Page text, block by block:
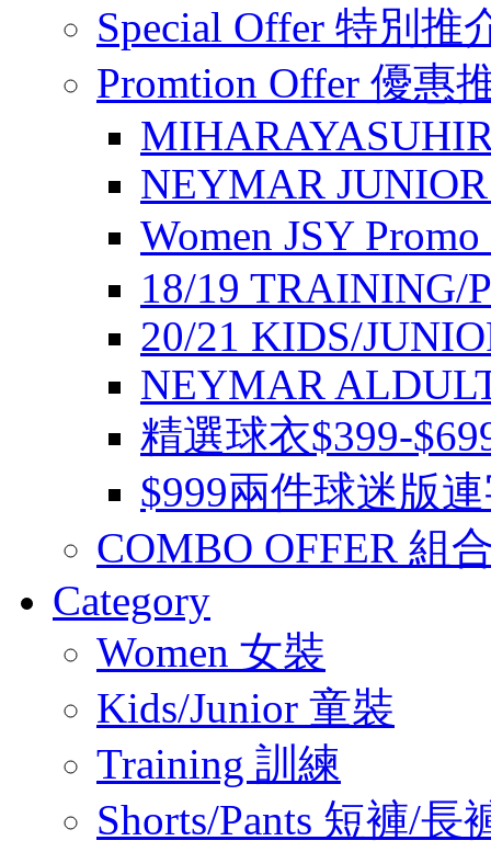
Special Offer 特別推
Promtion Offer 優惠
NEYMAR
Women JSY
18/19 TRAINING/
20/21 KIDS/
NEYMAR
精選球衣$399-
$999兩件球迷版
COMBO OFFER 組
Category
Women 女裝
Kids/Junior 童裝
Training 訓練
Shorts/Pants 短褲/長